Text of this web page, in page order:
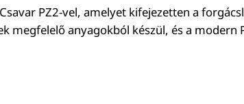
PZ2-vel, amelyet kifejezetten a
megfelelő anyagokból készül, és a